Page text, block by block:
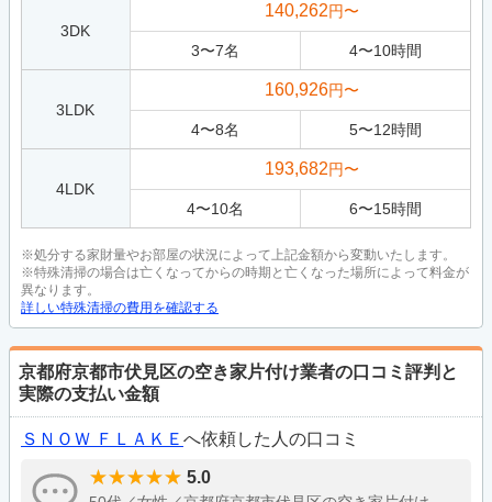
3DK
140,262円〜
3〜7名 4〜10時間
3LDK
160,926円〜
4〜8名 5〜12時間
4LDK
193,682円〜
4〜10名 6〜15時間
※処分する家財量やお部屋の状況によって上記金額から変動いたします。
※特殊清掃の場合は亡くなってからの時期と亡くなった場所によって料金が
異なります。
詳しい特殊清掃の費用を確認する
京都府京都市伏見区の空き家片付け業者の口コミ評判と
実際の支払い金額
ＳＮＯＷ ＦＬＡＫＥ へ依頼した人の口コミ
5.0